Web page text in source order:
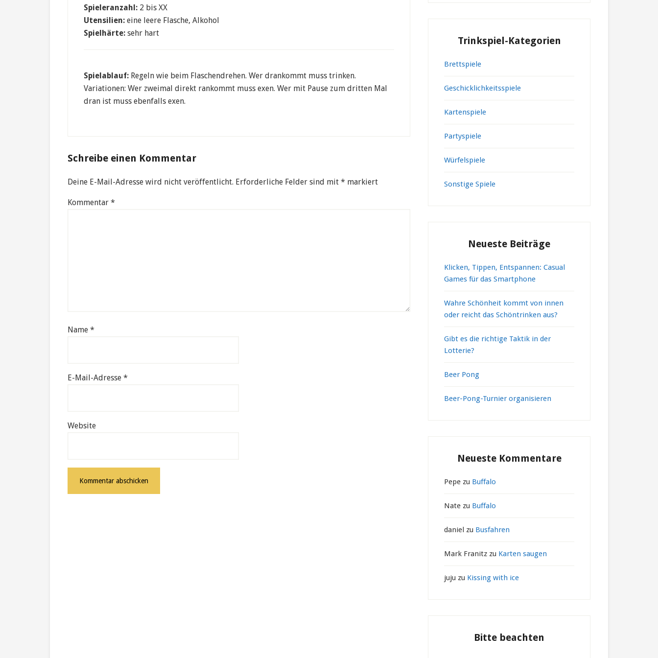
Spieleranzahl: 2 bis XX
Utensilien: eine leere Flasche, Alkohol
Spielhärte: sehr hart
Spielablauf: Regeln wie beim Flaschendrehen. Wer drankommt muss trinken.
Variationen: Wer zweimal direkt rankommt muss exen. Wer mit Pause zum dritten Mal
dran ist muss ebenfalls exen.
Reader
Schreibe einen Kommentar
Deine E-Mail-Adresse wird nicht veröffentlicht. Erforderliche Felder sind mit * markiert
Kommentar *
Name *
E-Mail-Adresse *
Website
Trinkspiel-Kategorien
Brettspiele
Geschicklichkeitsspiele
Kartenspiele
Partyspiele
Würfelspiele
Sonstige Spiele
Neueste Beiträge
Klicken, Tippen, Entspannen: Casual
Games für das Smartphone
Wahre Schönheit kommt von innen
oder reicht das Schöntrinken aus?
Gibt es die richtige Taktik in der
Lotterie?
Beer Pong
Beer-Pong-Turnier organisieren
Neueste Kommentare
Pepe zu Buffalo
Nate zu Buffalo
daniel zu Busfahren
Mark Franitz zu Karten saugen
juju zu Kissing with ice
Bitte beachten